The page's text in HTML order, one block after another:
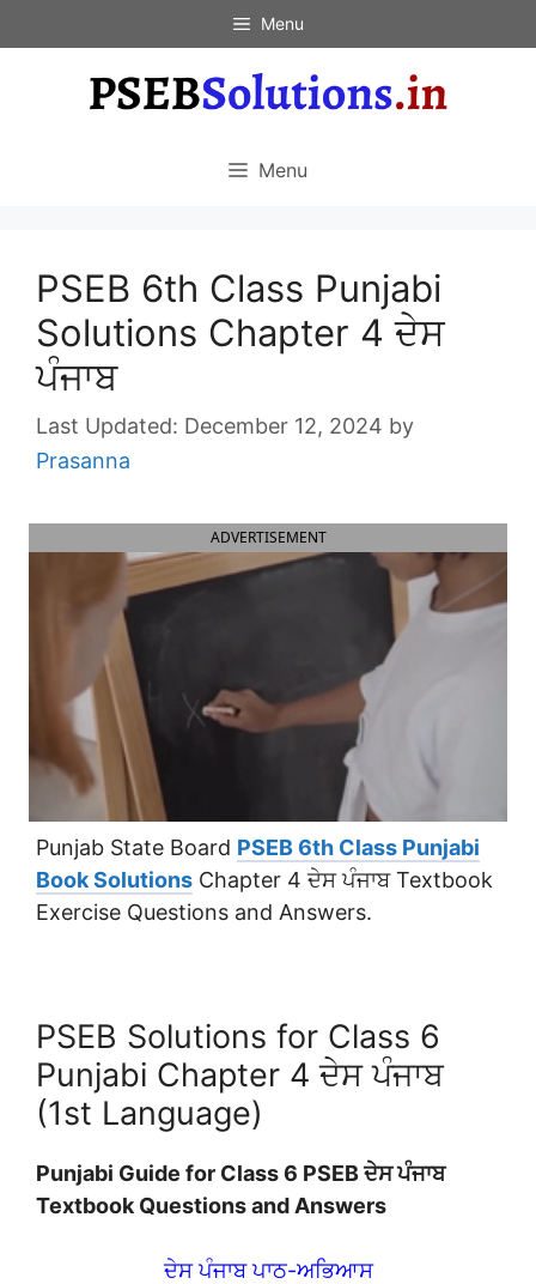
to
Menu
Menu
PSEB 6th Class Punjabi
Solutions Chapter 4 ਦੇਸ
ਪੰਜਾਬ
December 12, 2024 by
Prasanna
ADVERTISEMENT
Punjab State Board PSEB 6th Class Punjabi
Book Solutions Chapter 4 ਦੇਸ ਪੰਜਾਬ Textbook
Exercise Questions and Answers.
PSEB Solutions for Class 6
Punjabi Chapter 4 ਦੇਸ ਪੰਜਾਬ
(1st Language)
Punjabi Guide for Class 6 PSEB ਦੇਸ ਪੰਜਾਬ
Textbook Questions and Answers
ਦੇਸ ਪੰਜਾਬ ਪਾਠ-ਅਭਿਆਸ